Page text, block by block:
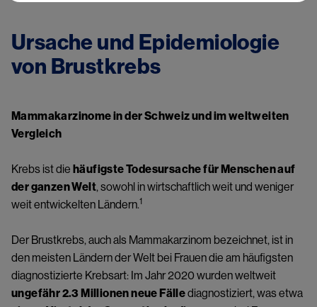
Ursache und Epidemiologie
von Brustkrebs
Mammakarzinome in der Schweiz und im weltweiten
Vergleich
Krebs ist die häufigste Todesursache für Menschen auf
der ganzen Welt, sowohl in wirtschaftlich weit und weniger
weit entwickelten Ländern.1
Der Brustkrebs, auch als Mammakarzinom bezeichnet, ist in
den meisten Ländern der Welt bei Frauen die am häufigsten
ungefähr 2.3 Millionen neue Fälle